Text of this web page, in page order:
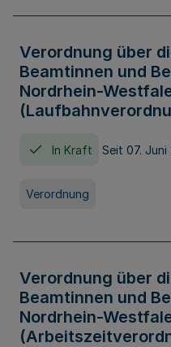
Verordnung über
Beamtinnen und
Nordrhein-
In Kraft Seit 07. Juni
Verordnung
Verordnung über
Beamtinnen und
Nordrhein-